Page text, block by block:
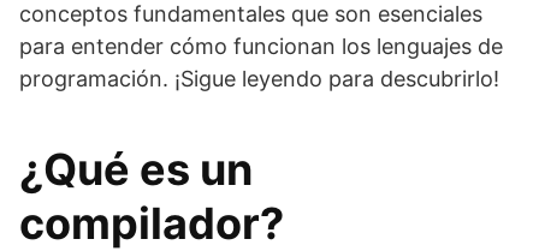
conceptos fundamentales que son esenciales
para entender cómo funcionan los lenguajes de
programación. ¡Sigue leyendo para descubrirlo!
¿Qué es un
compilador?